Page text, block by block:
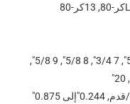
القطر الخارجي: 5 1/2", 6 5/8", 7", 7 5/8", 7 3/4", 8 5/8", 9 5/8",